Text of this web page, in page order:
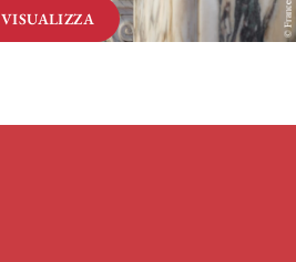
VISUALIZZA